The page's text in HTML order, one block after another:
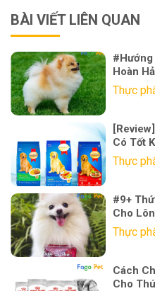
BÀI VIẾT LIÊN QUAN
#Hướng
Hoàn
Thực
Có Tốt
Thực
#9+
Cho
Thực
Cách
Cho